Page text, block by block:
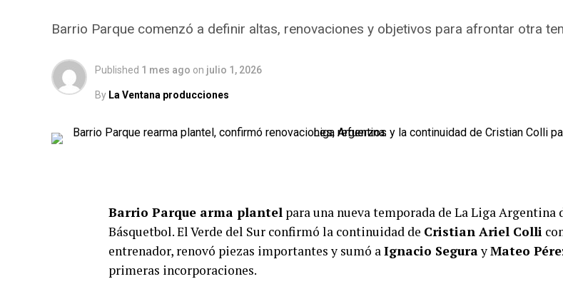
Barrio Parque comenzó a definir altas, renovaciones y objetivos para afrontar otra
Published 1 mes ago on julio 1, 2026
By La Ventana producciones
Barrio Parque arma plantel para una nueva temporada de La Liga Argentina
Básquetbol. El Verde del Sur confirmó la continuidad de Cristian Ariel Colli
entrenador, renovó piezas importantes y sumó aIgnacio SegurayMateo
primeras incorporaciones.